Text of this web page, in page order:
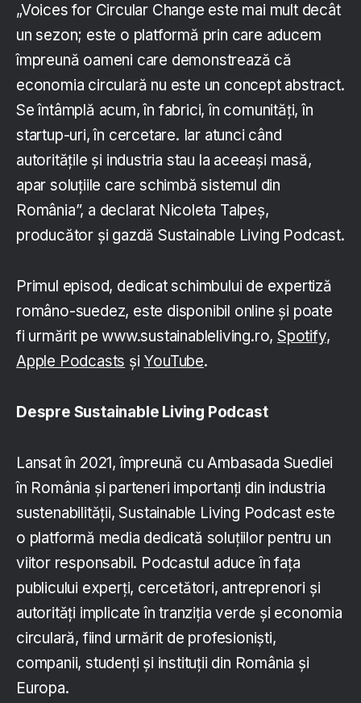
„Voices for Circular Change este mai mult decât
un sezon; este o platformă prin care aducem
împreună oameni care demonstrează că
economia circulară nu este un concept abstract.
Se întâmplă acum, în fabrici, în comunități, în
startup-uri, în cercetare. Iar atunci când
autoritățile și industria stau la aceeași masă,
apar soluțiile care schimbă sistemul din
România”, a declarat Nicoleta Talpeș,
producător și gazdă Sustainable Living Podcast.
Primul episod, dedicat schimbului de expertiză
româno-suedez, este disponibil online și poate
fi urmărit pe www.sustainableliving.ro,Spotify,
Apple Podcasts și YouTube.
Despre Sustainable Living Podcast
Lansat în 2021, împreună cu Ambasada Suediei
în România și parteneri importanți din industria
sustenabilității, Sustainable Living Podcast este
o platformă media dedicată soluțiilor pentru un
viitor responsabil. Podcastul aduce în fața
publicului experți, cercetători, antreprenori și
autorități implicate în tranziția verde și economia
circulară, fiind urmărit de profesioniști,
companii, studenți și instituții din România și
Europa.